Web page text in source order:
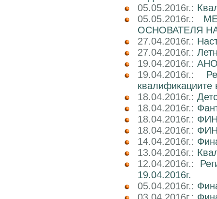
05.05.2016г.:
05.05.2016г.:
ОСНОВАТЕЛЯ
27.04.2016г.:
27.04.2016г.:
19.04.2016г.:
19.04.2016г.:
квалификациите
18.04.2016г.:
18.04.2016г.:
18.04.2016г.:
18.04.2016г.:
14.04.2016г.:
13.04.2016г.:
12.04.2016г.:
19.04.2016г.
05.04.2016г.: